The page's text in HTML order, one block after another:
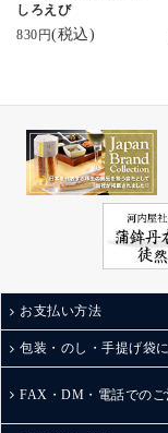
しろえび
830円(税込)
お支払い方法
包装・のし・手提げ袋
FAX・DM・電話でのご